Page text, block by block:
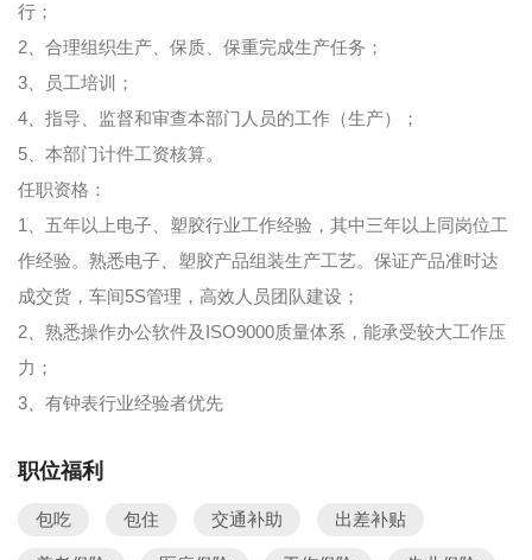
行；
2、合理组织生产、保质、保重完成生产任务；
3、员工培训；
4、指导、监督和审查本部门人员的工作（生产）；
5、本部门计件工资核算。
任职资格：
1、五年以上电子、塑胶行业工作经验，其中三年以上同岗位工
作经验。熟悉电子、塑胶产品组装生产工艺。保证产品准时达
成交货，车间5S管理，高效人员团队建设；
2、熟悉操作办公软件及ISO9000质量体系，能承受较大工作压
力；
3、有钟表行业经验者优先
职位福利
包吃 包住 交通补助 出差补贴